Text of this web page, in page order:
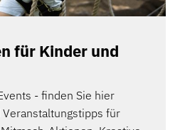
für Kinder und
- finden Sie hier
für